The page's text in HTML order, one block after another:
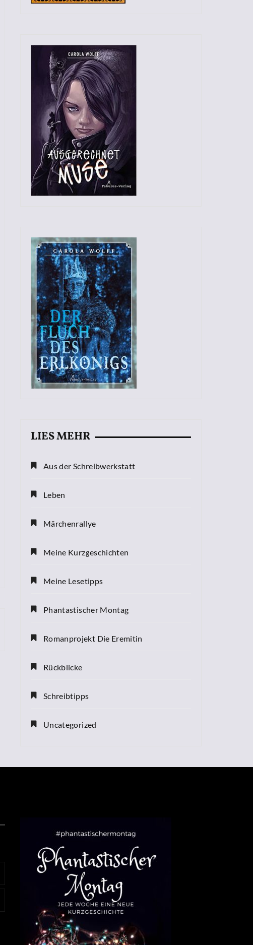
LIES MEHR
Aus der Schreibwerkstatt
Leben
Märchenrallye
Meine Kurzgeschichten
Meine Lesetipps
Phantastischer Montag
Romanprojekt Die Eremitin
Rückblicke
Schreibtipps
Uncategorized